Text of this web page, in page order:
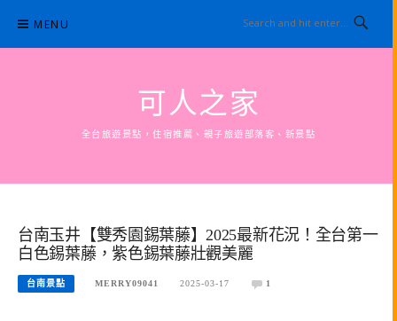
content
MENU
可人之家
全台旅遊景點，住宿推薦、親子旅遊部落客、新景點
台南玉井【雙秀園錫葉藤】2025最新花況！全台第一
白色錫葉藤，紫色錫葉藤壯觀美麗
台南景點 MERRY09041 2025-03-17 1